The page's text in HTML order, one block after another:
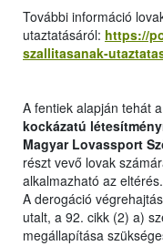
További információ
utaztatásáról: https://
szallitasanak-
A fentiek alapján tehát
kockázatú
Magyar Lovassport
részt vevő lovak
alkalmazható az eltérés.
A derogáció
utalt, a 92. cikk (2) a)
megállapítása